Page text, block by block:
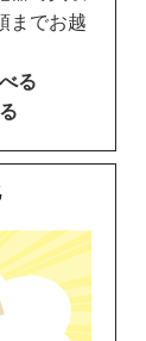
までお越
る